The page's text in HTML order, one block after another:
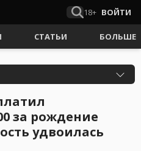
18+ ВОЙТИ
СТАТЬИ БОЛЬШЕ
за рождение
удвоилась